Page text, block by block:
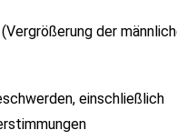
der
einschließlich